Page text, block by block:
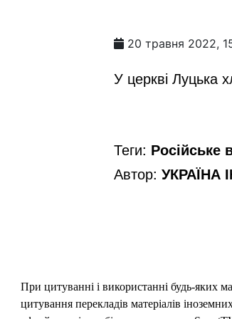
20 травня 2022,
У церкві Луцька
Теги: Російське
Автор: УКРАЇНА
При цитуванні і використанні будь-яких
цитування перекладів матеріалів